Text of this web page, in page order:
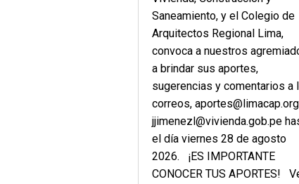
Saneamiento, y el Colegio de
Arquitectos Regional Lima,
convoca a nuestros
a brindar sus aportes,
sugerencias y comentarios a
correos,
jjimenezl@vivienda.gob.pe
el día viernes 28 de agosto
2026. ¡ES IMPORTANTE
CONOCER TUS APORTES!